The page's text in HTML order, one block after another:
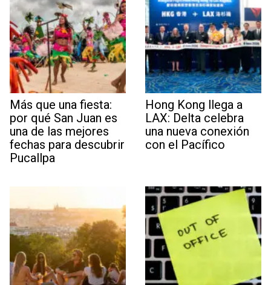
Más que una fiesta:
por qué San Juan es
una de las mejores
fechas para descubrir
Pucallpa
Hong Kong llega a
LAX: Delta celebra
una nueva conexión
con el Pacífico